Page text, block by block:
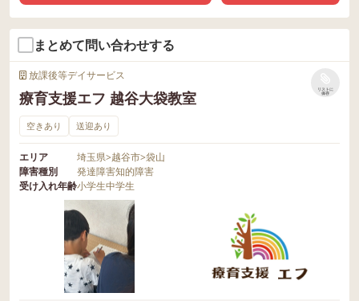
まとめて問い合わせする
放課後等デイサービス
療育支援エフ 越谷大袋教室
リストに
保存
空きあり 送迎あり
エリア 埼玉県>越谷市>袋山
障害種別
発達障害知的障害
受け入れ年齢小学生中学生